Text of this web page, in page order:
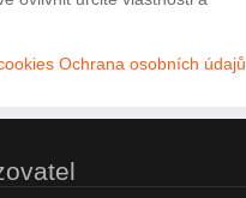
Ochrana osobních údajů